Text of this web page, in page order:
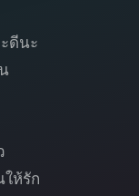
ดีนะ
ให้รัก